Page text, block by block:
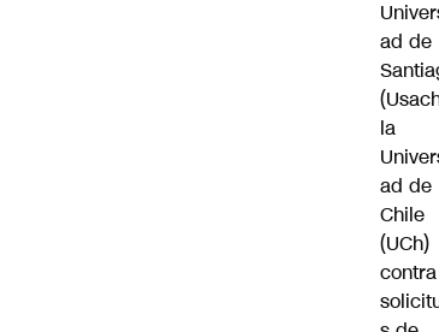
ad de
la
ad de
Chile
(UCh)
contra